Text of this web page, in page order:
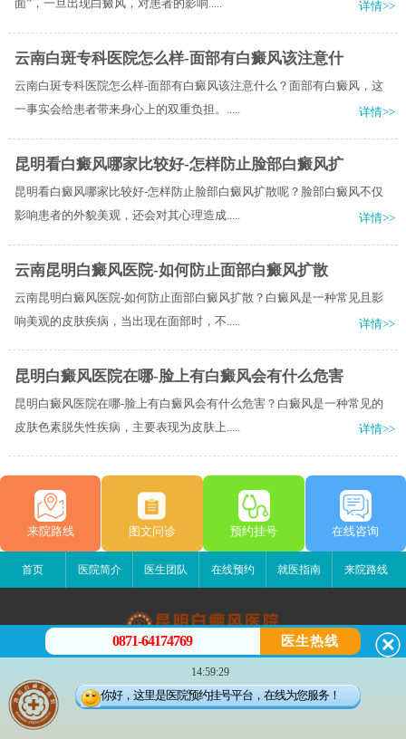
面”，一旦出现白癜风，对患者的影响.....
详情>>
云南白斑专科医院怎么样-面部有白癜风该注意什
云南白斑专科医院怎么样-面部有白癜风该注意什么？面部有白癜风，这
一事实会给患者带来身心上的双重负担。.....
详情>>
昆明看白癜风哪家比较好-怎样防止脸部白癜风扩
昆明看白癜风哪家比较好-怎样防止脸部白癜风扩散呢？脸部白癜风不仅
影响患者的外貌美观，还会对其心理造成.....
详情>>
云南昆明白癜风医院-如何防止面部白癜风扩散
云南昆明白癜风医院-如何防止面部白癜风扩散？白癜风是一种常见且影
响美观的皮肤疾病，当出现在面部时，不.....
详情>>
昆明白癜风医院在哪-脸上有白癜风会有什么危害
昆明白癜风医院在哪-脸上有白癜风会有什么危害？白癜风是一种常见的
皮肤色素脱失性疾病，主要表现为皮肤上.....
详情>>
来院路线 图文问诊 预约挂号 在线咨询
首页 医院简介 医生团队 在线预约 就医指南 来院路线
昆明白癜风医院
昆明市五华区护国路2号
版权所有：昆明白癜风医院
0871-64174769 医生热线
14:59:29
你好，这里是医院预约挂号平台，在线为您服务！